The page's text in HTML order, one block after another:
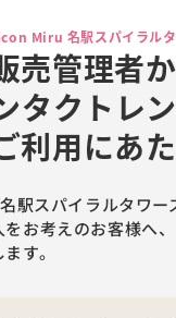
Miru 名駅スパイラル
売管理者
タクトレ
利用にあ
駅スパイラルタワー
お考えのお客様へ、
す。